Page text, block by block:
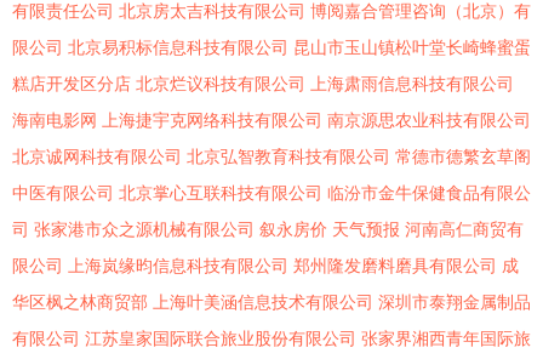
有限责任公司 北京房太吉科技有限公司 博阅嘉合管理咨询（北京）有
限公司 北京易积标信息科技有限公司 昆山市玉山镇松叶堂长崎蜂蜜蛋
糕店开发区分店 北京烂议科技有限公司
上海肃雨信息科技有限公司
海南电影网
上海捷宇克网络科技有限公司 南京源思农业科技有限公司
北京诚网科技有限公司 北京弘智教育科技有限公司 常德市德繁玄草阁
中医有限公司 北京掌心互联科技有限公司 临汾市金牛保健食品有限公
司 张家港市众之源机械有限公司 叙永房价 天气预报 河南高仁商贸有
限公司
上海岚缘昀信息科技有限公司 郑州隆发磨料磨具有限公司 成
华区枫之林商贸部
上海叶美涵信息技术有限公司 深圳市泰翔金属制品
有限公司 江苏皇家国际联合旅业股份有限公司 张家界湘西青年国际旅